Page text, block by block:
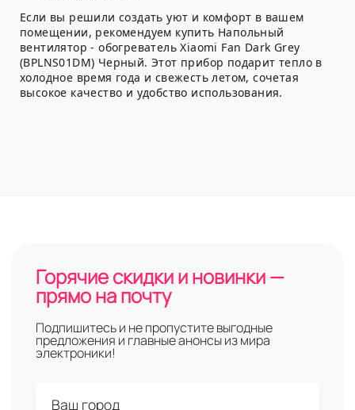
Если вы решили создать уют и комфорт в вашем
помещении, рекомендуем купить Напольный
вентилятор - обогреватель Xiaomi Fan Dark Grey
(BPLNS01DM) Черный. Этот прибор подарит тепло в
холодное время года и свежесть летом, сочетая
высокое качество и удобство использования.
Горячие скидки и новинки —
прямо на почту
Подпишитесь и не пропустите выгодные
предложения и главные анонсы из мира
электроники!